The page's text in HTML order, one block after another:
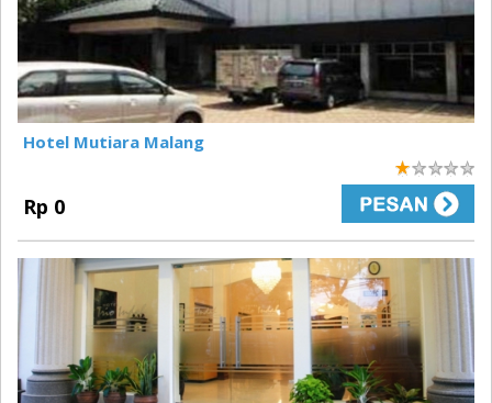
Hotel Mutiara Malang
Rp 0
1